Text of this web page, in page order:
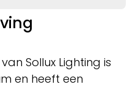
Sollux Lighting is
en heeft een